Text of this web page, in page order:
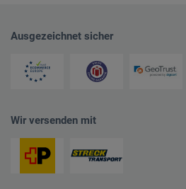
Ausgezeichnet sicher
Wir versenden mit